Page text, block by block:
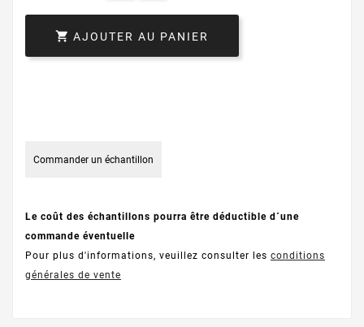
 AJOUTER AU PANIER
Commander un échantillon
Le coût des échantillons pourra être déductible d´une
commande éventuelle
Pour plus d'informations, veuillez consulter les conditions
générales de vente